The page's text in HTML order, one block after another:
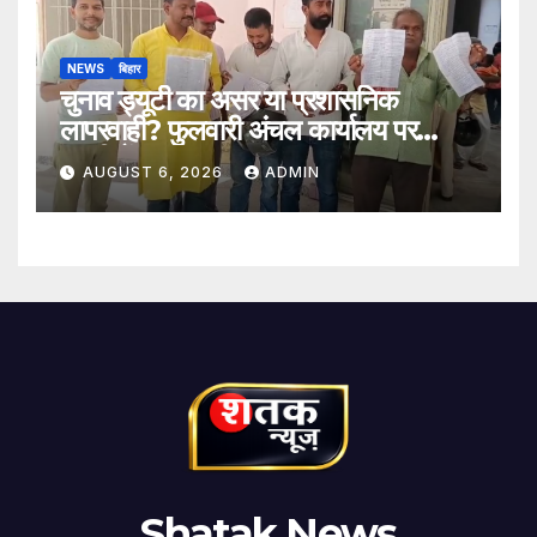
NEWS बिहार
चुनाव ड्यूटी का असर या प्रशासनिक
लापरवाही? फुलवारी अंचल कार्यालय पर
ग्रामीणों का हंगामा
AUGUST 6, 2026 ADMIN